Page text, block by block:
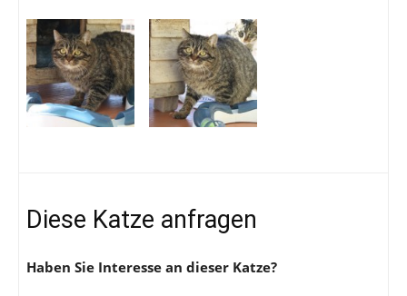
Diese Katze anfragen
Haben Sie Interesse an dieser Katze?